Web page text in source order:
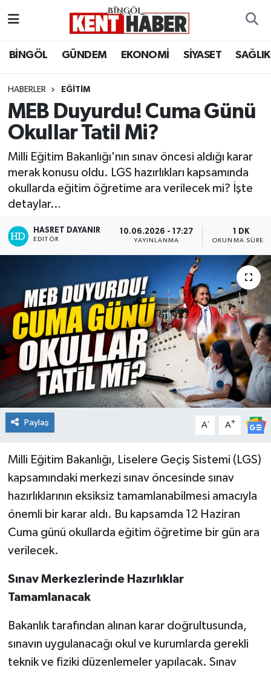
BİNGÖL GÜNDEM EKONOMİ SİYASET SAĞLIK
HABERLER EĞITIM
MEB Duyurdu! Cuma Günü
Okullar Tatil Mi?
Milli Eğitim Bakanlığı'nın sınav öncesi aldığı karar
merak konusu oldu. LGS hazırlıkları kapsamında
okullarda eğitim öğretime ara verilecek mi? İşte
detaylar…
HASRET DAYANIR
EDITÖR
10.06.2026 - 17:27
YAYINLANMA
1 DK
OKUNMA SÜRESI
Paylaş A- A+
Milli Eğitim Bakanlığı, Liselere Geçiş Sistemi (LGS)
kapsamındaki merkezi sınav öncesinde sınav
hazırlıklarının eksiksiz tamamlanabilmesi amacıyla
önemli bir karar aldı. Bu kapsamda 12 Haziran
Cuma günü okullarda eğitim öğretime bir gün ara
verilecek.
Sınav Merkezlerinde Hazırlıklar
Tamamlanacak
Bakanlık tarafından alınan karar doğrultusunda,
sınavın uygulanacağı okul ve kurumlarda gerekli
teknik ve fiziki düzenlemeler yapılacak. Sınav
BİLİM-TEKNOLOJİ
DÜNYA
EĞİTİM
EKONOMİ
GENÇ
GÜNDEM
KİĞI
MERKEZ
RESMİ İLANLAR
SAĞLIK
SPOR
YAYLADERE
YEDİSU
Bingöl Hava Durumu
Bingöl Namaz Vakitleri
Bingöl Trafik Yoğunluk Haritası
Süper Lig Puan Durumu ve Fikstür
Tüm Manşetler
Son Dakika Haberleri